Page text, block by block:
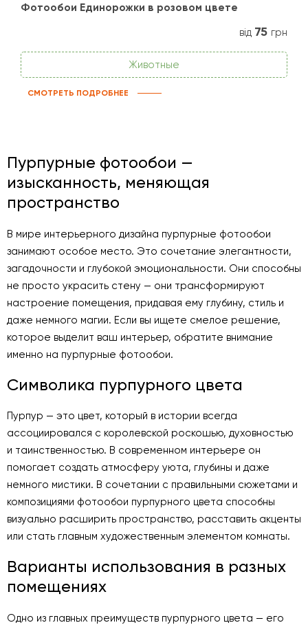
Фотообои Единорожки в розовом цвете
від 75 грн
Животные
СМОТРЕТЬ ПОДРОБНЕЕ
Пурпурные фотообои —
изысканность, меняющая
пространство
В мире интерьерного дизайна пурпурные фотообои
занимают особое место. Это сочетание элегантности,
загадочности и глубокой эмоциональности. Они способны
не просто украсить стену — они трансформируют
настроение помещения, придавая ему глубину, стиль и
даже немного магии. Если вы ищете смелое решение,
которое выделит ваш интерьер, обратите внимание
именно на пурпурные фотообои.
Символика пурпурного цвета
Пурпур — это цвет, который в истории всегда
ассоциировался с королевской роскошью, духовностью
и таинственностью. В современном интерьере он
помогает создать атмосферу уюта, глубины и даже
немного мистики. В сочетании с правильными сюжетами и
композициями фотообои пурпурного цвета способны
визуально расширить пространство, расставить акценты
или стать главным художественным элементом комнаты.
Варианты использования в разных
помещениях
Одно из главных преимуществ пурпурного цвета — его